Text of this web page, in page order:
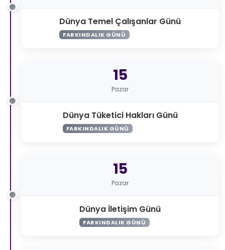
Dünya Temel Çalışanlar Günü
FARKINDALIK GÜNÜ
15
Pazar
Dünya Tüketici Hakları Günü
FARKINDALIK GÜNÜ
15
Pazar
Dünya İletişim Günü
FARKINDALIK GÜNÜ